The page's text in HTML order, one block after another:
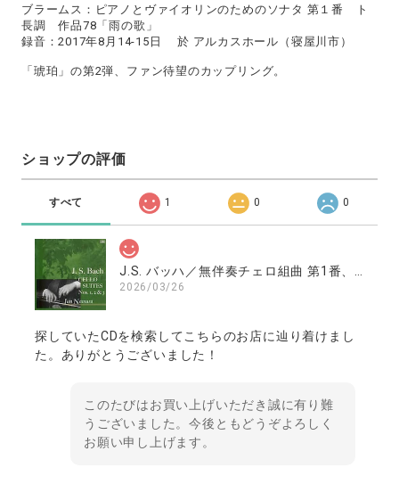
ブラームス：ピアノとヴァイオリンのためのソナタ 第１番 ト
長調 作品78「雨の歌」
録音：2017年8月14-15日 於 アルカスホール（寝屋川市）
「琥珀」の第2弾、ファン待望のカップリング。
ショップの評価
すべて 1 0 0
J.S. バッハ／無伴奏チェロ組曲 第1番、第2番、第3番 ／南村潤（チェロ）
2026/03/26
探していたCDを検索してこちらのお店に辿り着けまし
た。ありがとうございました！
このたびはお買い上げいただき誠に有り難
うございました。今後ともどうぞよろしく
お願い申し上げます。